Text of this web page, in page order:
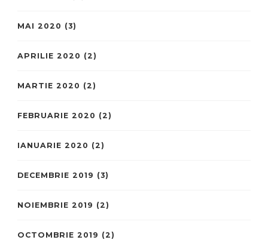
MAI 2020 (3)
APRILIE 2020 (2)
MARTIE 2020 (2)
FEBRUARIE 2020 (2)
IANUARIE 2020 (2)
DECEMBRIE 2019 (3)
NOIEMBRIE 2019 (2)
OCTOMBRIE 2019 (2)